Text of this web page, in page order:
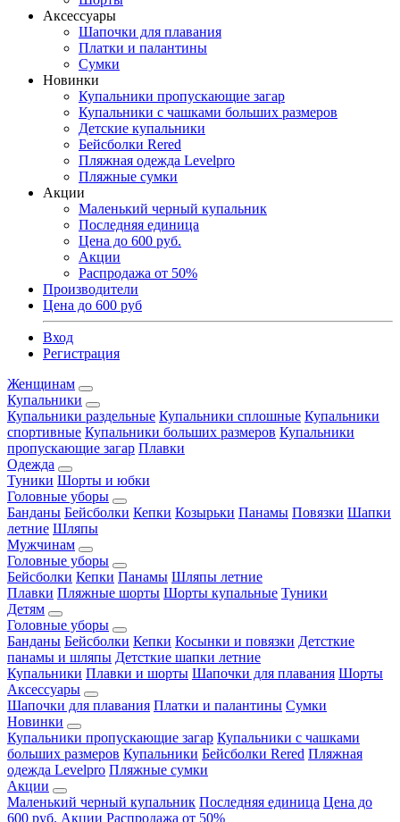
Аксессуары
Шапочки для плавания
Платки и палантины
Сумки
Новинки
Купальники пропускающие загар
Купальники с чашками больших размеров
Детские купальники
Бейсболки Rered
Пляжная одежда Levelpro
Пляжные сумки
Акции
Маленький черный купальник
Последняя единица
Цена до 600 руб.
Акции
Распродажа от 50%
Производители
Цена до 600 руб
Вход
Регистрация
Женщинам
Купальники
Купальники раздельные Купальники сплошные Купальники
спортивные Купальники больших размеров Купальники
пропускающие загар Плавки
Одежда
Туники Шорты и юбки
Головные уборы
Банданы Бейсболки Кепки Козырьки Панамы Повязки Шапки
летние Шляпы
Мужчинам
Головные уборы
Бейсболки Кепки Панамы Шляпы летние
Плавки Пляжные шорты Шорты купальные Туники
Детям
Головные уборы
Банданы Бейсболки Кепки Косынки и повязки Детсткие
панамы и шляпы Детсткие шапки летние
Купальники Плавки и шорты Шапочки для плавания Шорты
Аксессуары
Шапочки для плавания Платки и палантины Сумки
Новинки
Купальники пропускающие загар Купальники с чашками
больших размеров Купальники Бейсболки Rered Пляжная
одежда Levelpro Пляжные сумки
Акции
Маленький черный купальник Последняя единица Цена до
600 руб. Акции Распродажа от 50%